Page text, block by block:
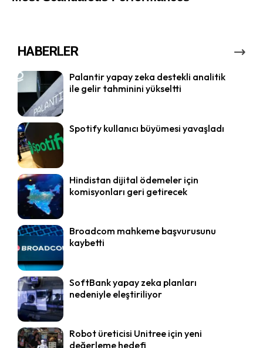
HABERLER
Palantir yapay zeka destekli analitik
ile gelir tahminini yükseltti
Spotify kullanıcı büyümesi yavaşladı
Hindistan dijital ödemeler için
komisyonları geri getirecek
Broadcom mahkeme başvurusunu
kaybetti
SoftBank yapay zeka planları
nedeniyle eleştiriliyor
Robot üreticisi Unitree için yeni
değerleme hedefi